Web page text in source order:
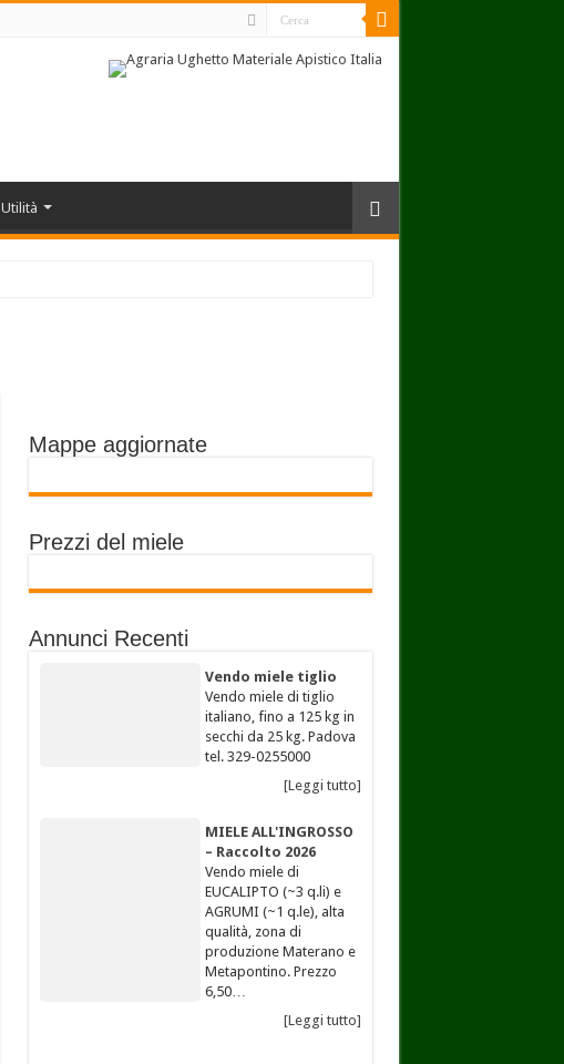
Utilità
Mappe aggiornate
Prezzi del miele
Annunci Recenti
Vendo miele tiglio
Vendo miele di tiglio
italiano, fino a 125 kg in
secchi da 25 kg. Padova
tel. 329-0255000
[Leggi tutto]
MIELE ALL'INGROSSO
– Raccolto 2026
Vendo miele di
EUCALIPTO (~3 q.li) e
AGRUMI (~1 q.le), alta
qualità, zona di
produzione Materano e
Metapontino. Prezzo
6,50…
[Leggi tutto]